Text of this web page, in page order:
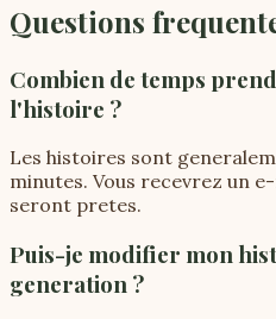
Questions
Combien de temps
l'histoire ?
Les histoires sont
minutes. Vous recevrez un
seront pretes.
Puis-je modifier mon
generation ?